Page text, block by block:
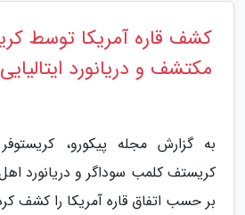
کشف قاره آمریکا توسط
مکتشف و دریانورد ایتالیایی
به گزارش مجله پیکورو،
کریستف کلمب سوداگر و دریانورد اهل
بر حسب اتفاق قاره آمریکا را کشف